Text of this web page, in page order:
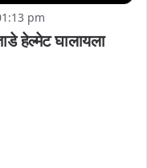
pm
हेल्मेट घालायला